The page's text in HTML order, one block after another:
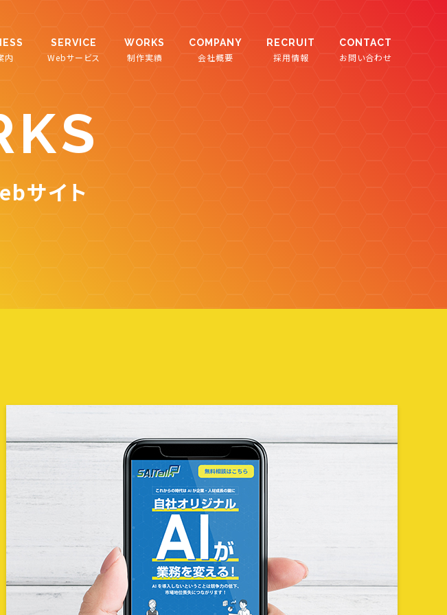
内
SERVICE
Webサービス
WORKS
制作実績
COMPANY
会社概要
RECRUIT
採用情報
CONTACT
お問い合わせ
サイト